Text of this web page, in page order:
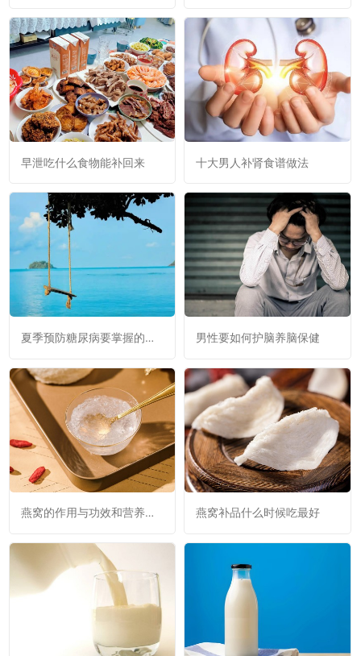
早泄吃什么食物能补回来 十大男人补肾食谱做法
夏季预防糖尿病要掌握的养
男性要如何护脑养脑保健
燕窝的作用与功效和营养价
燕窝补品什么时候吃最好